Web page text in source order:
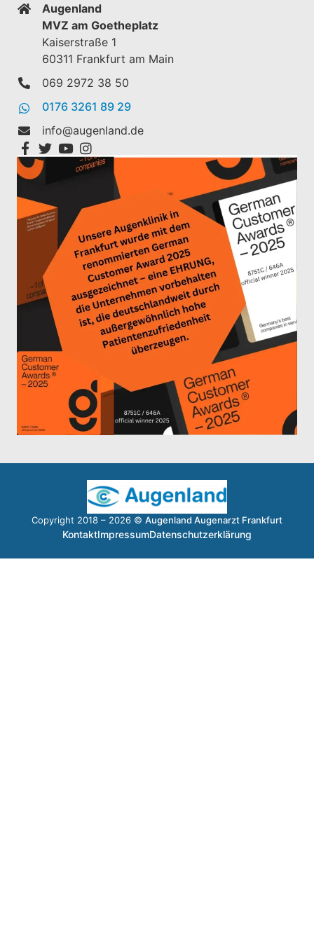
Augenland
MVZ am Goetheplatz
Kaiserstraße 1
60311 Frankfurt am Main
069 2972 38 50
0176 3261 89 29
info@augenland.de
Copyright 2018 – 2026 © Augenland Augenarzt Frankfurt
KontaktImpressumDatenschutzerklärung